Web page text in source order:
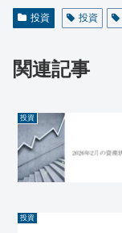
投資 投資
関連記事
投資
投資